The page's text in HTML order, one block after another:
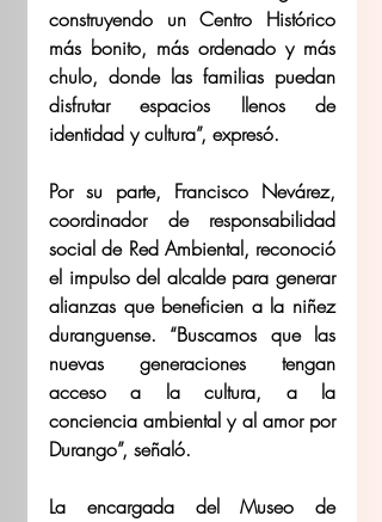
construyendo un Centro Histórico
más bonito, más ordenado y más
chulo, donde las familias puedan
disfrutar espacios llenos de
identidad y cultura”, expresó.
Por su parte, Francisco Nevárez,
coordinador de responsabilidad
social de Red Ambiental, reconoció
el impulso del alcalde para generar
alianzas que beneficien a la niñez
duranguense. “Buscamos que las
nuevas generaciones tengan
acceso a la cultura, a la
conciencia ambiental y al amor por
Durango”, señaló.
La encargada del Museo de